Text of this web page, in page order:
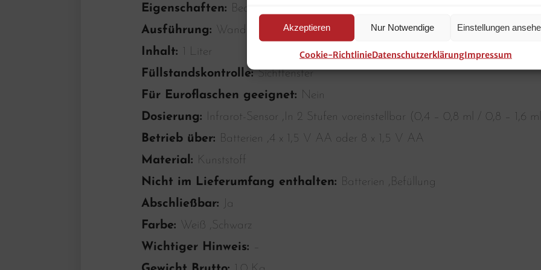
Akzeptieren Nur Notwendige Einstellungen
Cookie-RichtlinieDatenschutzerklärungImpressum
Eigenschaften: Bedienerfreundlich ,Hygienisch ,Kartuschenlos ,Wirtschaftlich
Ausführung: Wandmontage
Inhalt: 1 Liter
Füllstandskontrolle:Sichtfenster
Für Euroflaschen geeignet: Nein
Dosierung: Infrarot-Sensor ,In 2 Stufen voreinstellbar (0,4 – 0,8 ml / 0,8 – 1,6
Betrieb über: Batterien ,4 x 1,5 V AA oder 8 x 1,5 V AA
Material: Kunststoff
Nicht im Lieferumfang enthalten: Batterien ,Befüllung
Abschließbar:
Ja
Farbe: Weiß ,Schwarz
Wichtiger Hinweis: –